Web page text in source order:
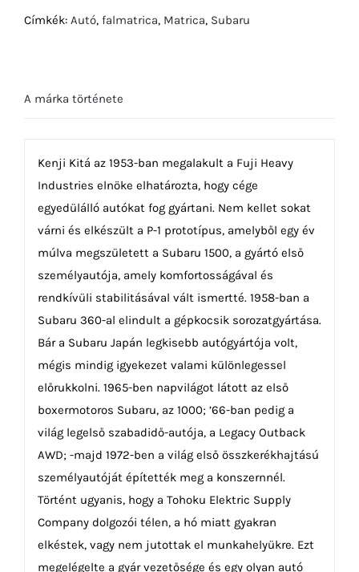
Concept
Címkék: Autó, falmatrica, Matrica, Subaru
A márka története
Kenji Kitá az 1953-ban megalakult a Fuji Heavy
Industries elnöke elhatározta, hogy cége
egyedülálló autókat fog gyártani. Nem kellet sokat
várni és elkészült a P-1 prototípus, amelyből egy év
múlva megszületett a Subaru 1500, a gyártó első
személyautója, amely komfortosságával és
rendkívüli stabilitásával vált ismertté. 1958-ban a
Subaru 360-al elindult a gépkocsik sorozatgyártása.
Bár a Subaru Japán legkisebb autógyártója volt,
mégis mindig igyekezet valami különlegessel
előrukkolni. 1965-ben napvilágot látott az első
boxermotoros Subaru, az 1000; ’66-ban pedig a
világ legelső szabadidő-autója, a Legacy Outback
AWD; -majd 1972-ben a világ első összkerékhajtású
személyautóját építették meg a konszernnél.
Történt ugyanis, hogy a Tohoku Elektric Supply
Company dolgozói télen, a hó miatt gyakran
elkéstek, vagy nem jutottak el munkahelyükre. Ezt
megelégelte a gyár vezetősége és egy olyan autó